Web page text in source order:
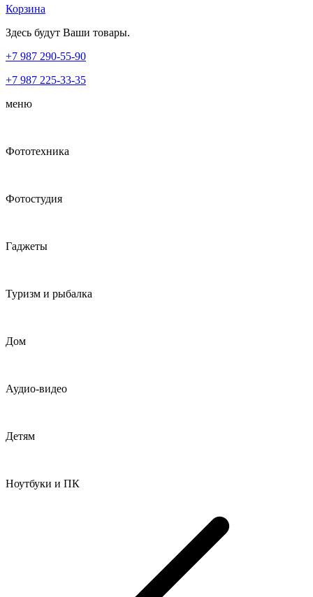
Корзина
Здесь будут Ваши товары.
+7 987 290-55-90
+7 987 225-33-35
меню
Фототехника
Фотостудия
Гаджеты
Туризм и рыбалка
Дом
Аудио-видео
Детям
Ноутбуки и ПК